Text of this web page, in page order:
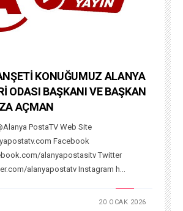
KONUĞUMUZ ALANYA
ODASI BAŞKANI VE BAŞKAN
AÇMAN
PostaTV Web Site
Facebook
alanyapostasitv Twitter
alanyapostatv Instagram h...
20 OCAK 2026